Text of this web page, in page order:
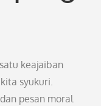
keajaiban
syukuri.
pesan moral